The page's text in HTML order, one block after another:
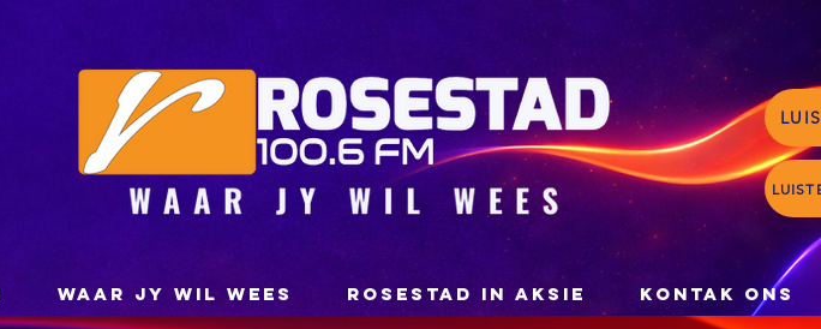
WAAR JY WIL WEES ROSESTAD IN AKSIE KONTAK ONS